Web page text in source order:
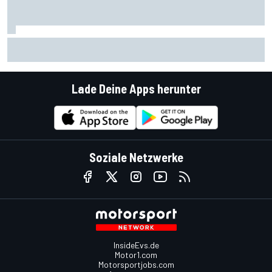
Lade Deine Apps herunter
Soziale Netzwerke
InsideEvs.de
Motor1.com
Motorsportjobs.com